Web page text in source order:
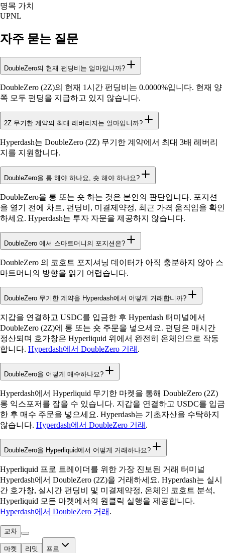
명목 가치
UPNL
자주 묻는 질문
DoubleZero의 현재 펀딩비는 얼마입니까?
DoubleZero (2Z)의 현재 1시간 펀딩비는 0.0000%입니다. 현재 양
쪽 모두 펀딩을 지급하고 있지 않습니다.
2Z 무기한 계약의 최대 레버리지는 얼마입니까?
Hyperdash는 DoubleZero (2Z) 무기한 계약에서 최대 3배 레버리
지를 지원합니다.
DoubleZero을 롱 해야 하나요, 숏 해야 하나요?
DoubleZero을 롱 또는 숏 하는 것은 본인의 판단입니다. 포지션
을 열기 전에 차트, 펀딩비, 미결제약정, 최근 가격 움직임을 확인
하세요. Hyperdash는 투자 자문을 제공하지 않습니다.
DoubleZero 에서 스마트머니의 포지션은?
DoubleZero 의 코호트 포지셔닝 데이터가 아직 충분하지 않아 스
마트머니의 방향을 읽기 어렵습니다.
DoubleZero 무기한 계약을 Hyperdash에서 어떻게 거래합니까?
지갑을 연결하고 USDC를 입금한 후 Hyperdash 터미널에서
DoubleZero (2Z)에 롱 또는 숏 주문을 넣으세요. 펀딩은 매시간
정산되며 호가창은 Hyperliquid 위에서 완전히 온체인으로 작동
합니다. Hyperdash에서 DoubleZero 거래 .
DoubleZero을 어떻게 매수하나요?
Hyperdash에서 Hyperliquid 무기한 마켓을 통해 DoubleZero (2Z)
롱 익스포저를 잡을 수 있습니다. 지갑을 연결하고 USDC를 입금
한 후 매수 주문을 넣으세요. Hyperdash는 기초자산을 수탁하지
않습니다. Hyperdash에서 DoubleZero 거래 .
DoubleZero을 Hyperliquid에서 어떻게 거래하나요?
Hyperliquid 프로 트레이더를 위한 가장 진보된 거래 터미널
Hyperdash에서 DoubleZero (2Z)을 거래하세요. Hyperdash는 실시
간 호가창, 실시간 펀딩비 및 미결제약정, 온체인 코호트 분석,
Hyperliquid 모든 마켓에서의 원클릭 실행을 제공합니다.
Hyperdash에서 DoubleZero 거래 .
교차
마켓 리밋 프로